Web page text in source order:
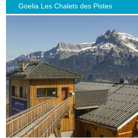
Goelia Les Chalets des Pistes